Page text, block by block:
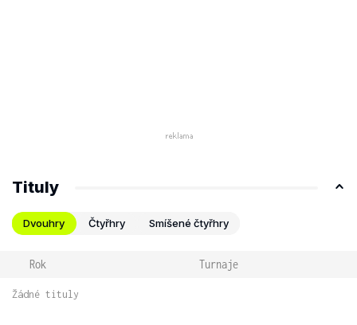
Tituly
Dvouhry Čtyřhry Smíšené čtyřhry
Rok Turnaje
Žádné tituly